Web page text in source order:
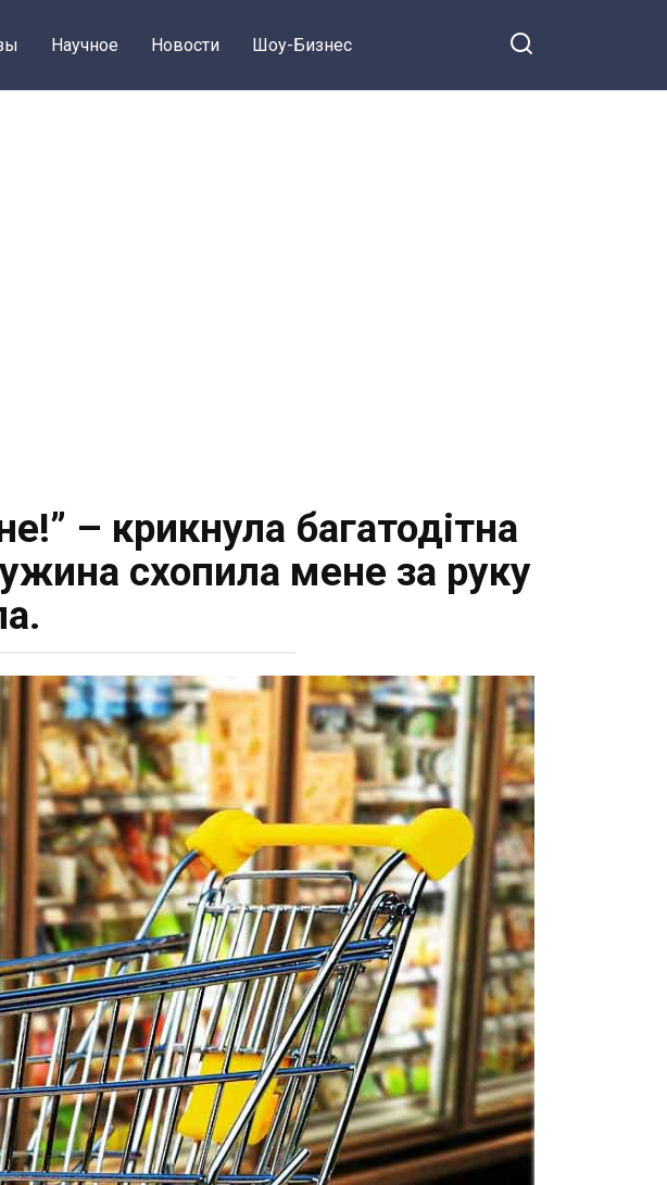
Научное Новости Шоу-Бизнес
– крикнула багатодітна
схопила мене за руку